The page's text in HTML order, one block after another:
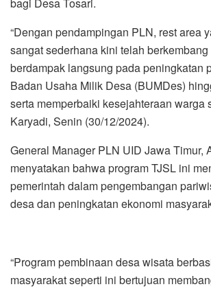
bagi Desa Tosari.
“Dengan pendampingan PLN, rest area
sangat sederhana kini telah berkembang
berdampak langsung pada peningkatan
Badan Usaha Milik Desa (BUMDes)
serta memperbaiki kesejahteraan warga
Karyadi, Senin (30/12/2024).
General Manager PLN UID Jawa Timur,
menyatakan bahwa program TJSL ini
pemerintah dalam pengembangan
desa dan peningkatan ekonomi
“Program pembinaan desa wisata
masyarakat seperti ini bertujuan